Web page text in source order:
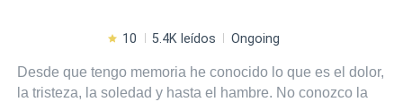
10 5.4K leídos Ongoing
Desde que tengo memoria he conocido lo que es el dolor,
la tristeza, la soledad y hasta el hambre. No conozco la